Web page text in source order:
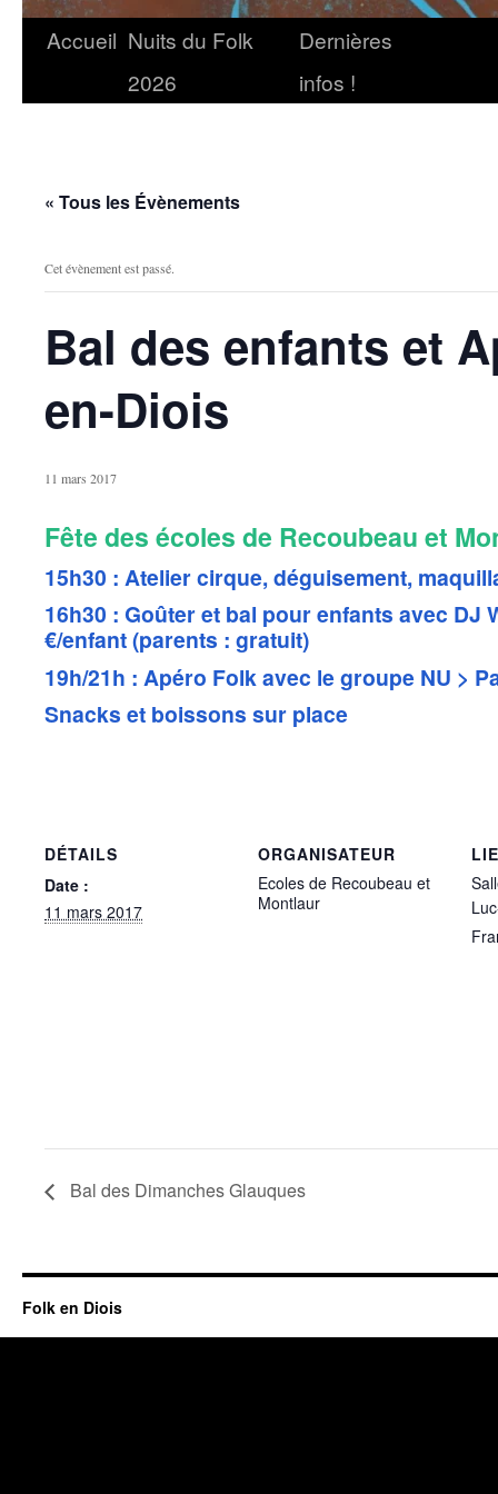
Accueil Nuits du Folk
2026
Dernières
infos !
« Tous les Évènements
Cet évènement est passé.
Bal des enfants et
en-Diois
11 mars 2017
Fête des écoles de Recoubeau et
15h30 : Atelier cirque, déguisement,
16h30 : Goûter et bal pour enfants avec DJ
€/enfant (parents : gratuit)
19h/21h : Apéro Folk avec le groupe NU >
Snacks et boissons sur place
DÉTAILS
Date :
11 mars 2017
ORGANISATEUR
Ecoles de Recoubeau et
Montlaur
Bal des Dimanches Glauques
Folk en Diois